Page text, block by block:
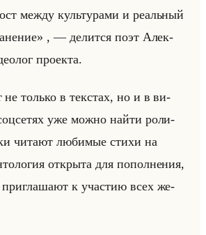
между культурами и реальный
, — де­лит­ся поэт Алек­
про­ек­та.
не только в текстах, но и в ви­
уже можно найти ро­ли­
чи­та­ют лю­би­мые стихи на
от­кры­та для по­пол­не­ния,
при­гла­ша­ют к уча­стию всех же­